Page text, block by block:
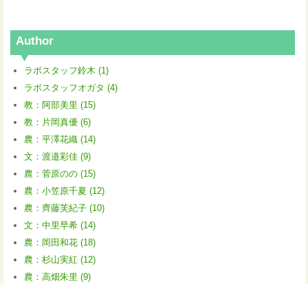
Author
ラボスタッフ鈴木 (1)
ラボスタッフオガタ (4)
教：阿部美里 (15)
教：片岡真優 (6)
農：平澤花織 (14)
文：渡邉彩佳 (9)
農：菅原のの (15)
農：小笠原千夏 (12)
農：齊藤芙紀子 (10)
文：中里早希 (14)
農：岡田和花 (18)
農：杉山実紅 (12)
農：高畑朱里 (9)